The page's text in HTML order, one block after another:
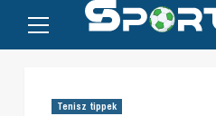
content
Menu
Tenisz tippek